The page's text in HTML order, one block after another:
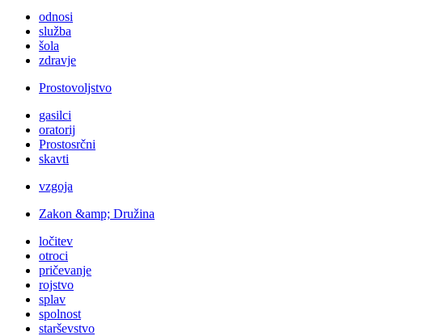
odnosi
služba
šola
zdravje
Prostovoljstvo
gasilci
oratorij
Prostosrčni
skavti
vzgoja
Zakon &amp; Družina
ločitev
otroci
pričevanje
rojstvo
splav
spolnost
starševstvo